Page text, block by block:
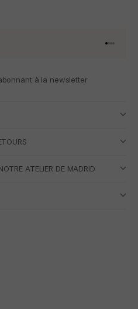
Aller à
Aller à
Aller à
Aller
à la newsletter
ATELIER DE MADRID